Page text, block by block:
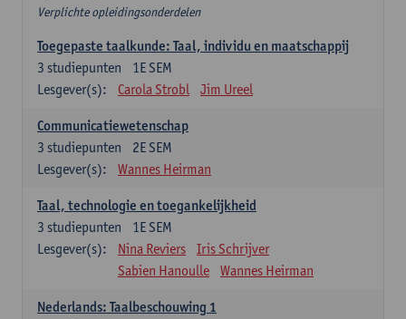
Verplichte opleidingsonderdelen
Toegepaste taalkunde: Taal, individu en maatschappij
1E SEM
3 studiepunten
Lesgever(s):
Carola Strobl Jim Ureel
Communicatiewetenschap
2E SEM
3 studiepunten
Lesgever(s):
Wannes Heirman
Taal, technologie en toegankelijkheid
1E SEM
3 studiepunten
Lesgever(s):
Nina Reviers
Iris Schrijver
Sabien Hanoulle
Wannes Heirman
Nederlands: Taalbeschouwing 1